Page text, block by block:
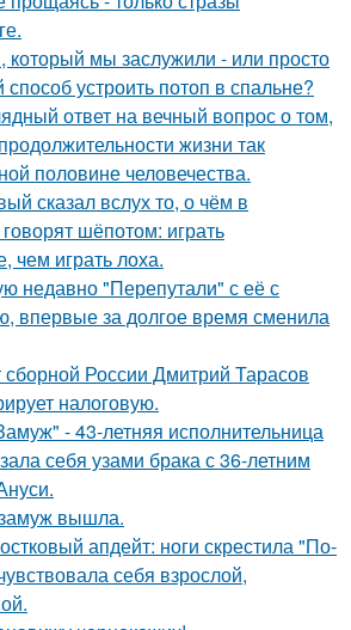
который мы заслужили - или просто
устроить потоп в спальне?
ответ на вечный вопрос о том,
жизни так
половине человечества.
сказал вслух то, о чём в
шёпотом: играть
чем играть лоха.
недавно "Перепутали" с её с
впервые за долгое время сменила
сборной России Дмитрий Тарасов
налоговую.
- 43-летняя исполнительница
себя узами брака с 36-летним
вышла.
апдейт: ноги скрестила "По-
себя взрослой,